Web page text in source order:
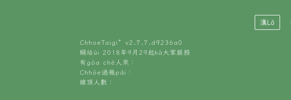
漢Lô
ChhoeTaigi⁺ v2.7.7.d9236a0
網站ùi 2018年9月29起kā大家服務
有gōa chē人來：
Chhōe過幾pái：
線頂人數：